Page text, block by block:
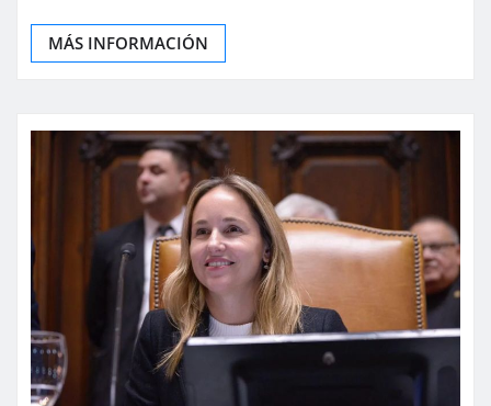
MÁS INFORMACIÓN